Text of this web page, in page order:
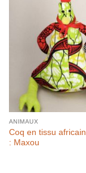
ANIMAUX
Coq en tissu africain
: Maxou